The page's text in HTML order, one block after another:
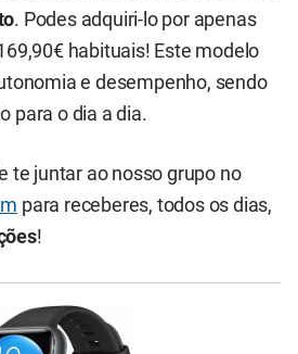
. Podes adquiri-lo por apenas
habituais! Este modelo
e desempenho, sendo
para o dia a dia.
te juntar ao nosso grupo no
para receberes, todos os dias,
!